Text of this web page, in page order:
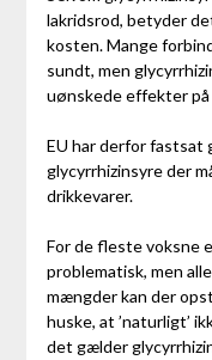
lakridsrod, betyder
kosten. Mange
sundt, men
uønskede effekter på
EU har derfor
glycyrrhizinsyre der
drikkevarer.
For de fleste voksne
problematisk, men
mængder kan der
huske, at ’naturligt’
det gælder